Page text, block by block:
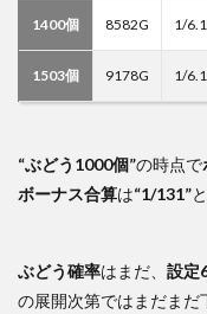
1400個 8582G 1/
1503個 9178G 1/
“ぶどう1000個”の時点で
ボーナス合算は“1/131”
ぶどう確率はまだ、 設定
の展開次第ではまだまだ